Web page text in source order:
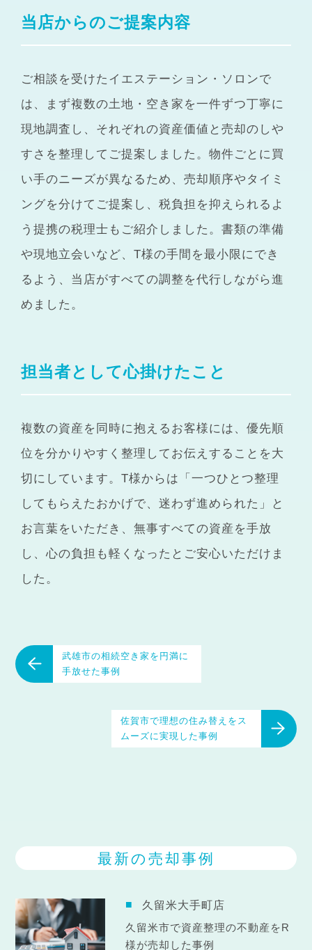
当店からのご提案内容
ご相談を受けたイエステーション・ソロンで
は、まず複数の土地・空き家を一件ずつ丁寧に
現地調査し、それぞれの資産価値と売却のしや
すさを整理してご提案しました。物件ごとに買
い手のニーズが異なるため、売却順序やタイミ
ングを分けてご提案し、税負担を抑えられるよ
う提携の税理士もご紹介しました。書類の準備
や現地立会いなど、T様の手間を最小限にでき
るよう、当店がすべての調整を代行しながら進
めました。
担当者として心掛けたこと
複数の資産を同時に抱えるお客様には、優先順
位を分かりやすく整理してお伝えすることを大
切にしています。T様からは「一つひとつ整理
してもらえたおかげで、迷わず進められた」と
お言葉をいただき、無事すべての資産を手放
し、心の負担も軽くなったとご安心いただけま
した。
武雄市の相続空き家を円満に
手放せた事例
佐賀市で理想の住み替えをス
ムーズに実現した事例
最新の売却事例
久留米大手町店
久留米市で資産整理の不動産をR
様が売却した事例